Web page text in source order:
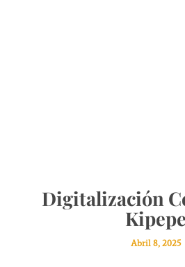
Digitalización
Kipepe
Abril 8, 2025